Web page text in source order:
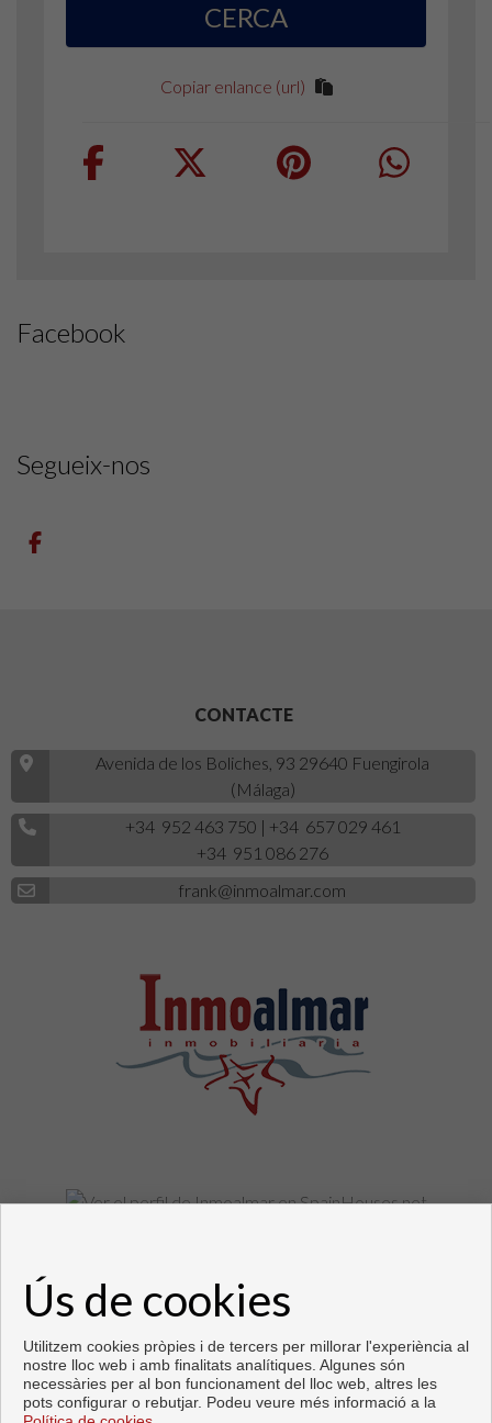
CERCA
Copiar enlance (url)
Facebook
Segueix-nos
CONTACTE
Avenida de los Boliches, 93 29640 Fuengirola
(Málaga)
+34 952 463 750 | +34 657 029 461
+34 951 086 276
frank@inmoalmar.com
Copyright © 2026. Tots els drets reservats.
Desenvolupat perInmoenter. Avís legal
Ús de cookies
Utilitzem cookies pròpies i de tercers per millorar l'experiència al
nostre lloc web i amb finalitats analítiques. Algunes són
necessàries per al bon funcionament del lloc web, altres les
pots configurar o rebutjar. Podeu veure més informació a la